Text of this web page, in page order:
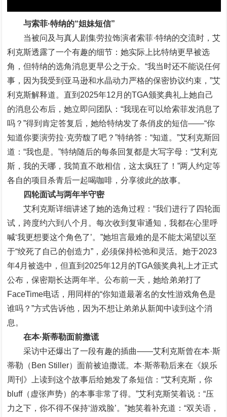
与索菲·特纳的“姐妹短信”
当被问及与真人剧集劳拉饰演者索菲·特纳的交流时，艾
利克斯透露了一个有趣的细节：她实际上比特纳更早被选
角，但特纳的选角消息更早公之于众。“我当时还不能说任何
事，因为我受到亚马逊和水晶动力严格的保密协议约束，”艾
利克斯解释道。直到2025年12月的TGA颁奖典礼上她自己
的消息公布后，她立即问团队：“我现在可以给索菲发消息了
吗？”得到肯定答复后，她给特纳发了条俏皮的短信——“你
知道你要演劳拉·克劳馥了吧？”特纳答：“知道。”艾利克斯回
道：“我也是。”特纳随后的每条回复都是大写字母：“艾利克
斯，我的天哪，我简直不敢相信，这太疯狂了！”两人约定等
各自的项目杀青后一起喝咖啡，分享彼此的故事。
四轮面试与两年半守密
艾利克斯详细讲述了她的选角过程：“我们进行了四轮面
试，跨度约六到八个月。每次收到复审通知，我都在心里呼
喊‘我更想要这个角色了’。”她坦言最难的是不能太渴望以至
于“绞死了自己的创造力”，必须保持松弛和灵活。她于2023
年4月被选中，但直到2025年12月的TGA颁奖典礼上才正式
公布，保密期长达两年半。公布前一天，她给弟弟打了
FaceTime电话，用同样的“你知道最著名的女性游戏角色是
谁吗？”方式告诉他，因为不想让弟弟从新闻中读到这个消
息。
在本·斯蒂勒面前撒谎
采访中还爆出了一段有趣的插曲——艾利克斯曾在本·斯
蒂勒（Ben Stiller）面前被迫撒谎。本·斯蒂勒后来在《娱乐
周刊》上读到这个故事后给她发了条短信：“艾利克斯，你
bluff（虚张声势）的本事非常了得。”艾利克斯笑着说：“压
力之下，你不得不保持‘游戏脸’。”她笑着补充道：“双关语，